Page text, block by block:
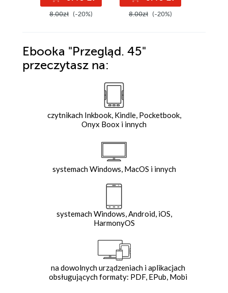
8.00zł (-20%) 8.00zł (-20%)
Ebooka "Przegląd. 45"
przeczytasz na:
czytnikach Inkbook, Kindle, Pocketbook,
Onyx Boox i innych
systemach Windows, MacOS i innych
systemach Windows, Android, iOS,
HarmonyOS
na dowolnych urządzeniach i aplikacjach
obsługujących formaty: PDF, EPub, Mobi